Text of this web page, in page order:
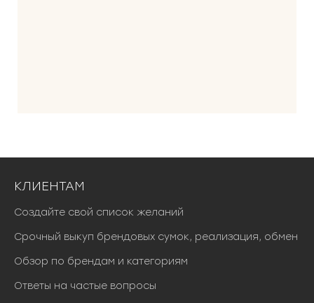
КЛИЕНТАМ
Создайте свой список желаний
Срочный выкуп брендовых сумок, реализация, обмен
Обзор по брендам и категориям
Ответы на частые вопросы